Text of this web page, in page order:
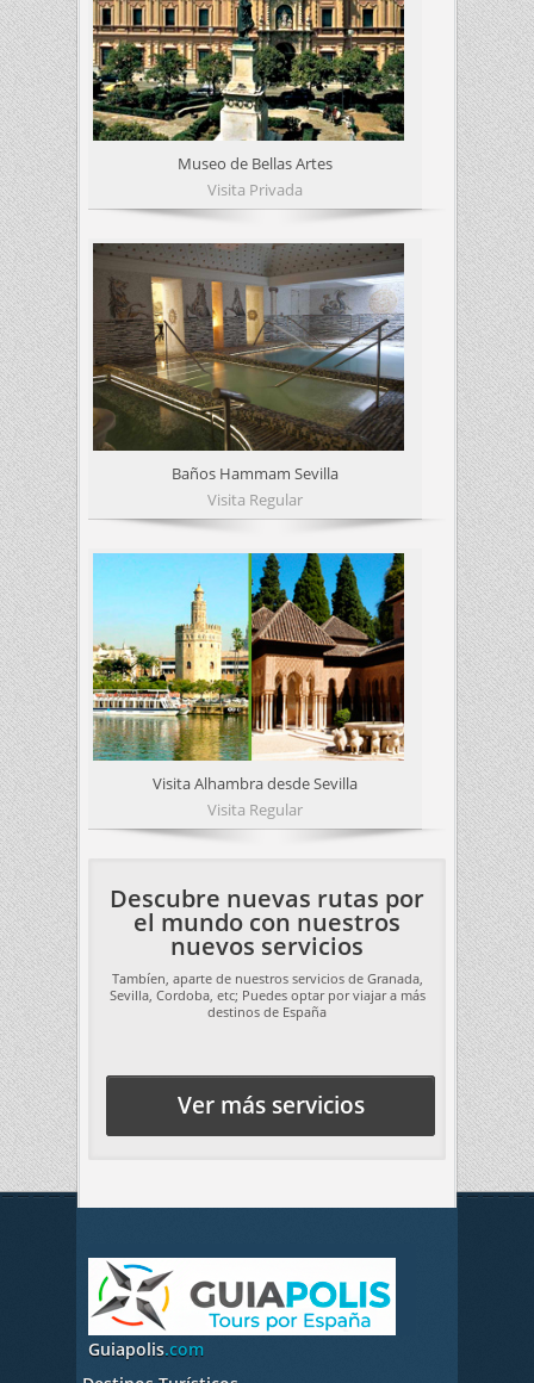
Museo de Bellas Artes
Visita Privada
Baños Hammam Sevilla
Visita Regular
Visita Alhambra desde Sevilla
Visita Regular
Descubre nuevas rutas por
el mundo con nuestros
nuevos servicios
Tambíen, aparte de nuestros servicios de Granada,
Sevilla, Cordoba, etc; Puedes optar por viajar a más
destinos de España
Ver más servicios
Guiapolis.com